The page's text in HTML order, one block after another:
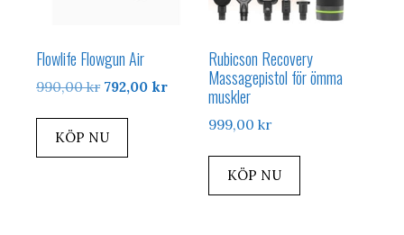
Flowlife Flowgun Air
990,00kr Det
var:
792,00 krDet
nuvarande
792,00 kr.
KÖP NU
Rubicson Recovery
Massagepistol för ömma
muskler
999,00kr
KÖP NU